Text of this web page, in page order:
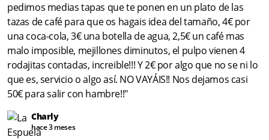
pedimos medias tapas que te ponen en un plato de las
tazas de café para que os hagais idea del tamaño, 4€ por
una coca-cola, 3€ una botella de agua, 2,5€ un café mas
malo imposible, mejillones diminutos, el pulpo vienen 4
rodajitas contadas, increible!!! Y 2€ por algo que no se ni lo
que es, servicio o algo así. NO VAYÁIS!! Nos dejamos casi
50€ para salir con hambre!!"
Charly
hace 3 meses